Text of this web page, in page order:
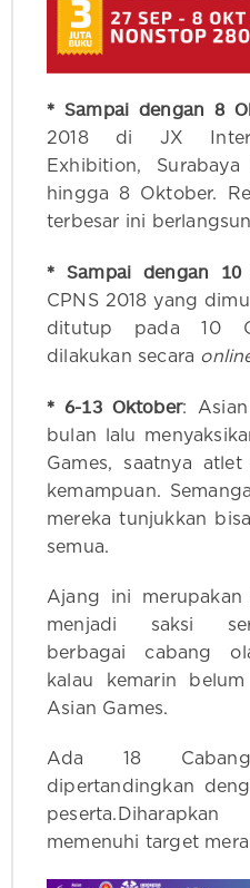
* Sampai dengan 8
2018 di JX
Exhibition,
hingga 8 Oktober.
terbesar ini
* Sampai dengan 10
CPNS 2018 yang
ditutup pada 10
dilakukan secara
* 6-13 Oktober: Asian
bulan lalu
Games, saatnya
kemampuan.
mereka tunjukkan
semua.
Ajang ini merupakan
menjadi saksi
berbagai cabang
kalau kemarin
Asian Games.
Ada 18
dipertandingkan
memenuhi target